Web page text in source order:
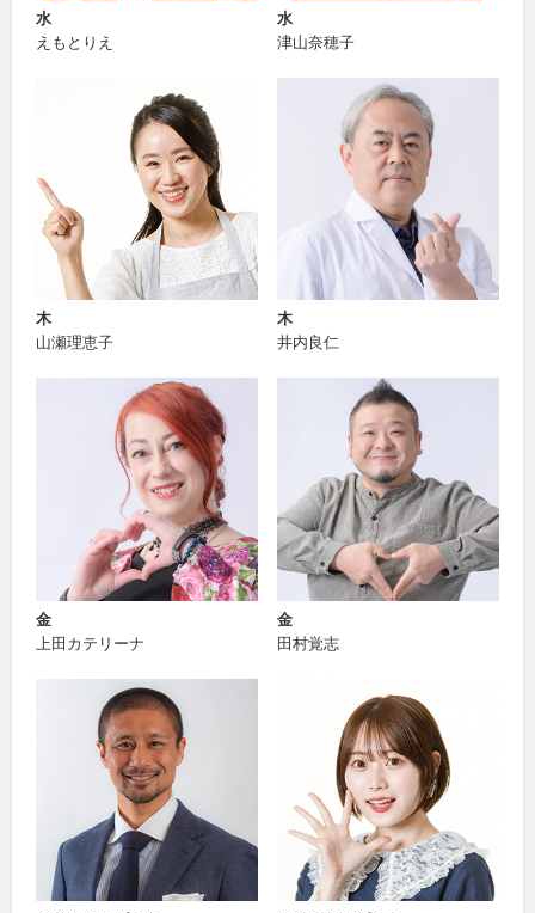
水
えもとりえ
水
津山奈穂子
木
山瀬理恵子
木
井内良仁
金
上田カテリーナ
金
田村覚志